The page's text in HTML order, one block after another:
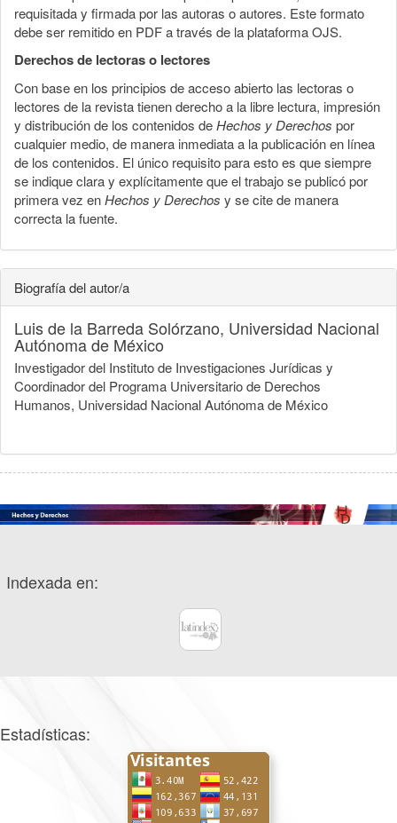
requisitada y firmada por las autoras o autores. Este formato
debe ser remitido en PDF a través de la plataforma OJS.
Derechos de lectoras o lectores
Con base en los principios de acceso abierto las lectoras o
lectores de la revista tienen derecho a la libre lectura, impresión
y distribución de los contenidos deHechos y Derechos por
cualquier medio, de manera inmediata a la publicación en línea
de los contenidos. El único requisito para esto es que siempre
se indique clara y explícitamente que el trabajo se publicó por
primera vez enHechos y Derechos y se cite de manera
correcta la fuente.
Biografía del autor/a
Luis de la Barreda Solórzano, Universidad Nacional
Autónoma de México
Investigador del Instituto de Investigaciones Jurídicas y
Coordinador del Programa Universitario de Derechos
Humanos, Universidad Nacional Autónoma de México
Indexada en:
Estadísticas: